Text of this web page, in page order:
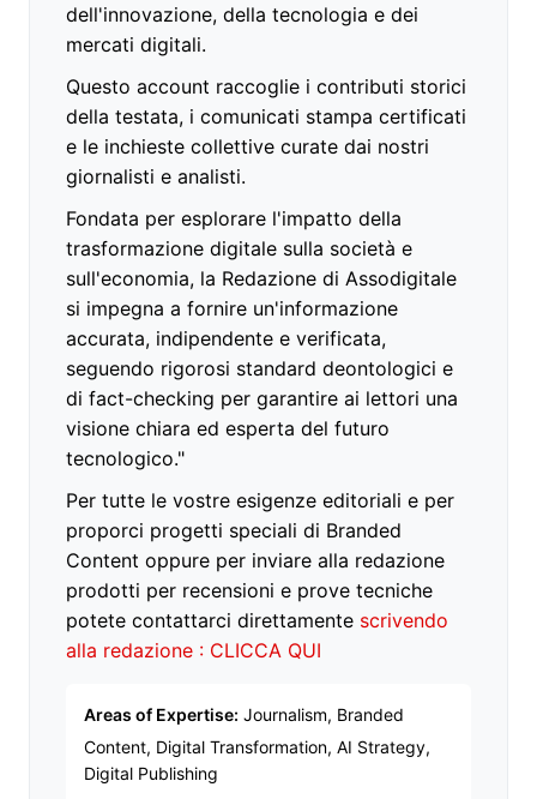
dell'innovazione, della tecnologia e dei
mercati digitali.
Questo account raccoglie i contributi storici
della testata, i comunicati stampa certificati
e le inchieste collettive curate dai nostri
giornalisti e analisti.
Fondata per esplorare l'impatto della
trasformazione digitale sulla società e
sull'economia, la Redazione di Assodigitale
si impegna a fornire un'informazione
accurata, indipendente e verificata,
seguendo rigorosi standard deontologici e
di fact-checking per garantire ai lettori una
visione chiara ed esperta del futuro
tecnologico."
Per tutte le vostre esigenze editoriali e per
proporci progetti speciali di Branded
Content oppure per inviare alla redazione
prodotti per recensioni e prove tecniche
potete contattarci direttamente scrivendo
alla redazione : CLICCA QUI
Areas of Expertise: Journalism, Branded
Content, Digital Transformation, AI Strategy,
Digital Publishing